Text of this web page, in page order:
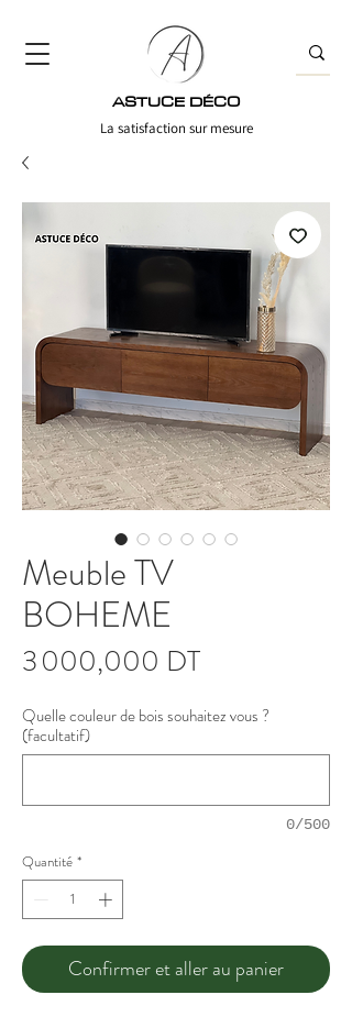
ASTUCE DÉCO
La satisfaction sur mesure
Meuble TV
BOHEME
3 000,000 DTPrix
Quelle couleur de bois souhaitez vous ?
(facultatif)
0/500
Quantité *
Confirmer et aller au panier